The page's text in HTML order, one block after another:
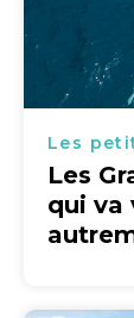
Les
Les
qui va